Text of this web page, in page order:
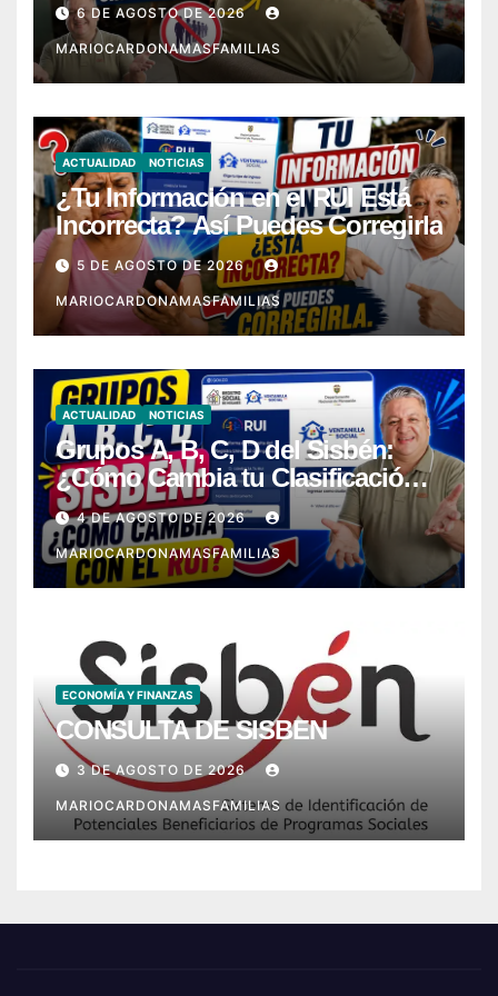
6 DE AGOSTO DE 2026
MARIOCARDONAMASFAMILIAS
ACTUALIDAD NOTICIAS
¿Tu Información en el RUI Está
Incorrecta? Así Puedes Corregirla
5 DE AGOSTO DE 2026
MARIOCARDONAMASFAMILIAS
ACTUALIDAD NOTICIAS
Grupos A, B, C, D del Sisbén:
¿Cómo Cambia tu Clasificación
con el RUI?
4 DE AGOSTO DE 2026
MARIOCARDONAMASFAMILIAS
ECONOMÍA Y FINANZAS
CONSULTA DE SISBEN
3 DE AGOSTO DE 2026
MARIOCARDONAMASFAMILIAS